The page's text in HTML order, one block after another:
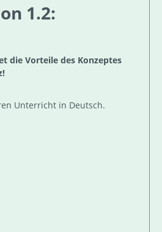
1.2:
die Vorteile des Konzeptes
Unterricht in Deutsch.